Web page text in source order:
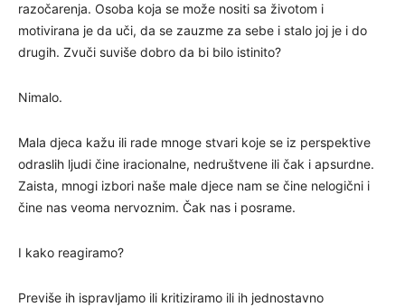
razočarenja. Osoba koja se može nositi sa životom i
motivirana je da uči, da se zauzme za sebe i stalo joj je i do
drugih. Zvuči suviše dobro da bi bilo istinito?
Nimalo.
Mala djeca kažu ili rade mnoge stvari koje se iz perspektive
odraslih ljudi čine iracionalne, nedruštvene ili čak i apsurdne.
Zaista, mnogi izbori naše male djece nam se čine nelogični i
čine nas veoma nervoznim. Čak nas i posrame.
I kako reagiramo?
Previše ih ispravljamo ili kritiziramo ili ih jednostavno